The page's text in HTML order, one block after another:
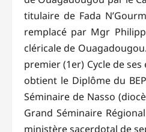
titulaire de Fada
remplacé par Mgr
cléricale de
premier (1er) Cycle de
obtient le Diplôme du
Séminaire de Nasso
Grand Séminaire
ministère sacerdotal de